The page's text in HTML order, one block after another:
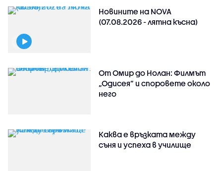
Новините на NOVA
(07.08.2026 - лятна късна)
От Омир до Нолан: Филмът
„Одисея” и споровете около
него
Каква е връзката между
съня и успеха в училище